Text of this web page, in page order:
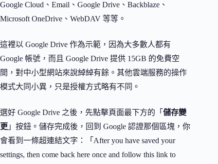
Google Cloud、Email、Google Drive、Backblaze、
Microsoft OneDrive、WebDAV 等等。
這裡以 Google Drive 作為示範，因為大多數人都有
Google 帳號，而且 Google Drive 提供 15GB 的免費空
間，對中小型網站來說綽綽有餘。其他雲端服務的操作
模式大同小異，只是授權方式略有不同。
選好 Google Drive 之後，先點擊頁面最下方的「 儲存變
更 」按鈕。儲存完成後，回到 Google 認證那個區塊，你
會看到一條超連結文字：「After you have saved your
settings, then come back here once and follow this link to